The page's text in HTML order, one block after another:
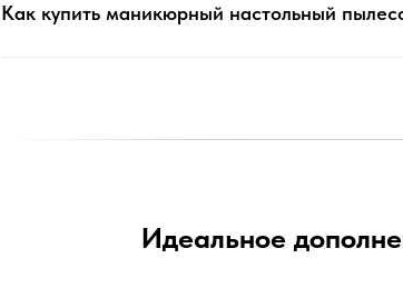
Как купить маникюрный настольный
Идеальное